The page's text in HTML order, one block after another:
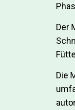
Der
Die